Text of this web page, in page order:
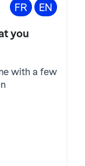
FR EN
you
with a few